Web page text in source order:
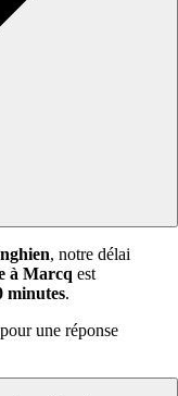
, notre délai
à Marcq est
minutes.
pour une réponse